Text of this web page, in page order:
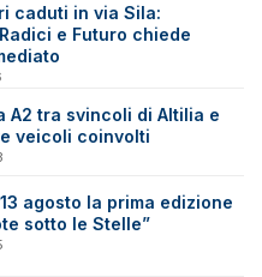
caduti in via Sila:
e Futuro chiede
A2 tra svincoli di Altilia e
veicoli coinvolti
agosto la prima edizione
sotto le Stelle”